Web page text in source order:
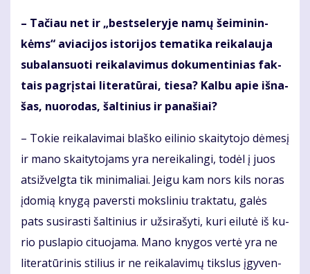
– Ta­čiau net ir „best­se­leryje na­mų šei­mi­nin­
kėms“ avia­ci­jos is­to­ri­jos te­ma­ti­ka rei­ka­lau­ja
su­ba­lan­suo­ti rei­ka­la­vi­mus do­ku­men­ti­nias fak­
tais pa­grįs­tai li­te­ra­tū­rai, tie­sa? Kal­bu apie iš­na­
šas, nuo­ro­das, šal­ti­nius ir pa­na­šiai?
– To­kie rei­ka­la­vi­mai blaš­ko ei­li­nio skai­ty­to­jo dė­me­sį
ir ma­no skai­ty­to­jams yra ne­rei­ka­lin­gi, to­dėl į juos
at­si­žvelg­ta tik mi­ni­ma­liai. Jei­gu kam nors kils no­ras
įdo­mią kny­gą pa­vers­ti moks­li­niu trak­ta­tu, ga­lės
pats su­si­ras­ti šal­ti­nius ir už­si­ra­šy­ti, ku­ri ei­lu­tė iš ku­
rio pus­la­pio ci­tuo­ja­ma. Ma­no kny­gos ver­tė yra ne
li­te­ra­tū­ri­nis sti­lius ir ne rei­ka­la­vi­mų tiks­lus įgy­ven­